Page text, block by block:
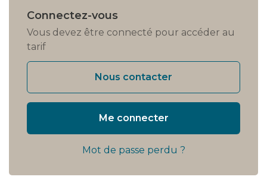
Connectez-vous
Vous devez être connecté pour accéder au
tarif
Nous contacter
Me connecter
Mot de passe perdu ?